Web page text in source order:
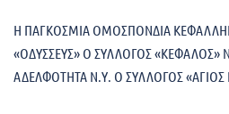
Η ΠΑΓΚΟΣΜΙΑ ΟΜΟΣΠΟΝΔΙΑ
«ΟΔΥΣΣΕΥΣ» Ο ΣΥΛΛΟΓΟΣ «ΚΕΦΑΛΟΣ»
ΑΔΕΛΦΟΤΗΤΑ Ν.Υ. Ο ΣΥΛΛΟΓΟΣ «ΑΓΙΟΣ